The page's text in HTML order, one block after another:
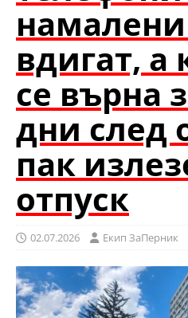
вдигат, а
се върна
дни след
пак
отпуск
02.07.2026 Eкип ЗаПерник